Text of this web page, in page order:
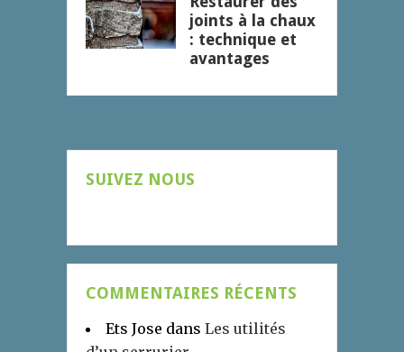
joints à la chaux
: technique et
avantages
SUIVEZ NOUS
COMMENTAIRES RÉCENTS
Ets Jose dans Les utilités